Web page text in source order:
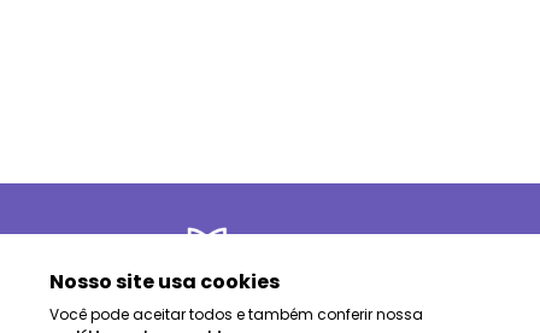
Nosso site usa cookies
Você pode aceitar todos e também conferir nossa